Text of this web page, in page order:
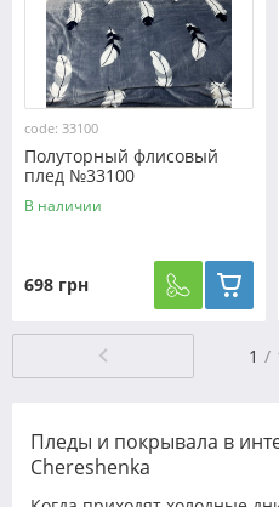
code: 33100
Полуторный флисовый
плед №33100
В наличии
698 грн
1
Пледы и покрывала в
Chereshenka